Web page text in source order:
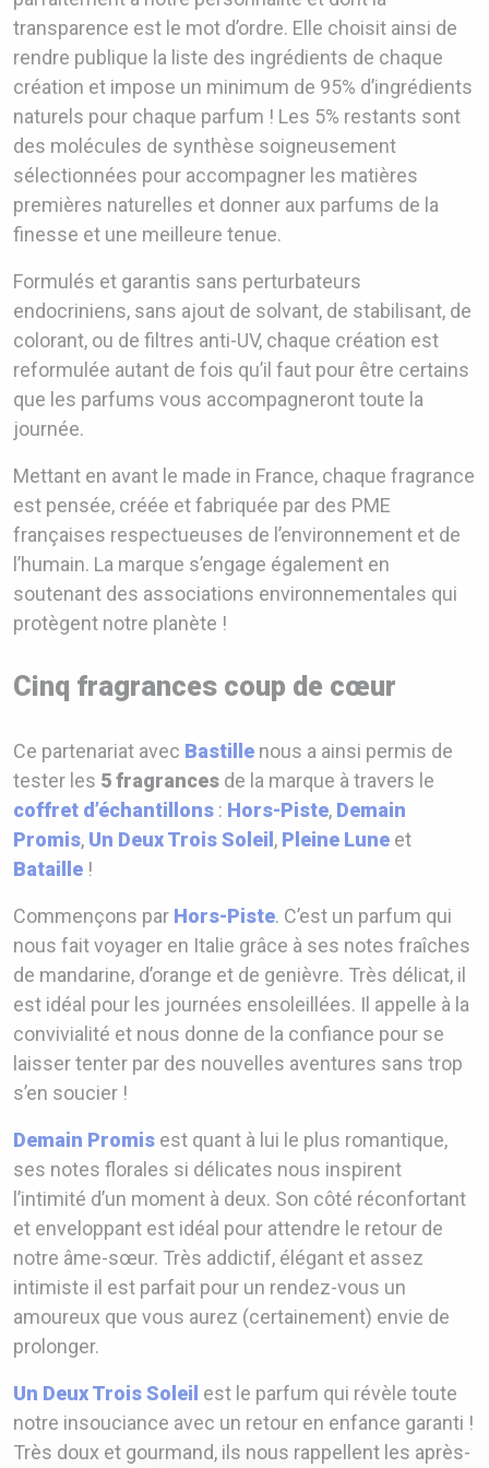
transparence est le mot d’ordre. Elle choisit ainsi de
rendre publique la liste des ingrédients de chaque
création et impose un minimum de 95% d’ingrédients
naturels pour chaque parfum ! Les 5% restants sont
des molécules de synthèse soigneusement
sélectionnées pour accompagner les matières
premières naturelles et donner aux parfums de la
finesse et une meilleure tenue.
Formulés et garantis sans perturbateurs
endocriniens, sans ajout de solvant, de stabilisant, de
colorant, ou de filtres anti-UV, chaque création est
reformulée autant de fois qu’il faut pour être certains
que les parfums vous accompagneront toute la
journée.
Mettant en avant le made in France, chaque fragrance
est pensée, créée et fabriquée par des PME
françaises respectueuses de l’environnement et de
l’humain. La marque s’engage également en
soutenant des associations environnementales qui
protègent notre planète !
Cinq fragrances coup de cœur
Ce partenariat avec Bastille nous a ainsi permis de
tester les 5 fragrances de la marque à travers le
coffret d’échantillons : Hors-Piste, Demain
Promis, Un Deux Trois Soleil , Pleine Lune et
Bataille !
Commençons par Hors-Piste. C’est un parfum qui
nous fait voyager en Italie grâce à ses notes fraîches
de mandarine, d’orange et de genièvre. Très délicat, il
est idéal pour les journées ensoleillées. Il appelle à la
convivialité et nous donne de la confiance pour se
laisser tenter par des nouvelles aventures sans trop
s’en soucier !
Demain Promis est quant à lui le plus romantique,
ses notes florales si délicates nous inspirent
l’intimité d’un moment à deux. Son côté réconfortant
et enveloppant est idéal pour attendre le retour de
notre âme-sœur. Très addictif, élégant et assez
intimiste il est parfait pour un rendez-vous un
amoureux que vous aurez (certainement) envie de
prolonger.
Un Deux Trois Soleil est le parfum qui révèle toute
notre insouciance avec un retour en enfance garanti !
Très doux et gourmand, ils nous rappellent les après-